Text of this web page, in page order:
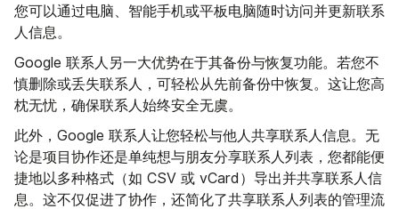
您可以通过电脑、智能手机或平板电脑随时访问并更新联系
人信息。
Google 联系人另一大优势在于其备份与恢复功能。若您不
慎删除或丢失联系人，可轻松从先前备份中恢复。这让您高
枕无忧，确保联系人始终安全无虞。
此外，Google 联系人让您轻松与他人共享联系人信息。无
论是项目协作还是单纯想与朋友分享联系人列表，您都能便
捷地以多种格式（如 CSV 或 vCard）导出并共享联系人信
息。这不仅促进了协作，还简化了共享联系人列表的管理流